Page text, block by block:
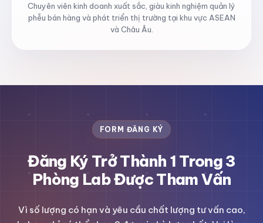
Chuyên viên kinh doanh xuất sắc, giàu kinh nghiệm quản lý
phễu bán hàng và phát triển thị trường tại khu vực ASEAN
và Châu Âu.
FORM ĐĂNG KÝ
Đăng Ký Trở Thành 1 Trong 3
Phòng Lab Được Tham Vấn
Vì số lượng có hạn và yêu cầu chất lượng tư vấn cao,